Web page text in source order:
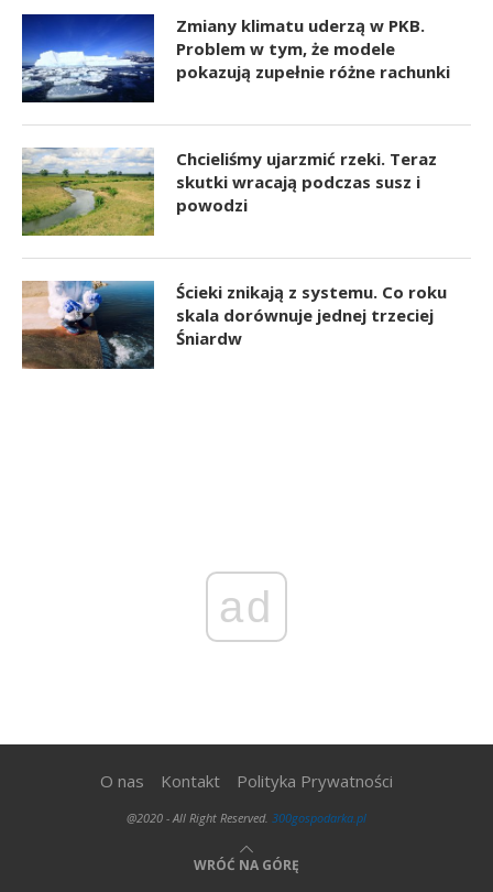
Zmiany klimatu uderzą w PKB.
Problem w tym, że modele
pokazują zupełnie różne rachunki
Chcieliśmy ujarzmić rzeki. Teraz
skutki wracają podczas susz i
powodzi
Ścieki znikają z systemu. Co roku
skala dorównuje jednej trzeciej
Śniardw
ad
O nas Kontakt Polityka Prywatności
@2020 - All Right Reserved. 300gospodarka.pl
WRÓĆ NA GÓRĘ